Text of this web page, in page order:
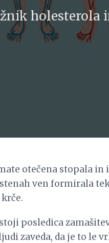
otečena stopala
stenah ven formirala
posledica
zaveda, da je to le